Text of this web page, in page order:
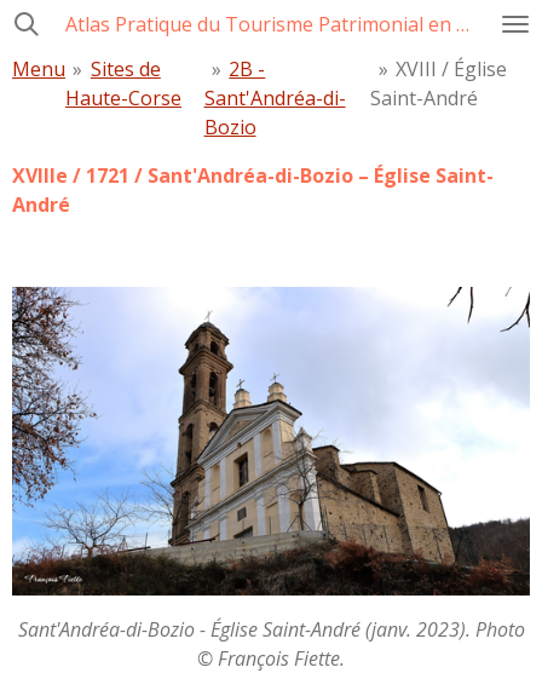
Passer
contenu
principal
Atlas Pratique du Tourisme Patrimonial en Corse
Menu » Sites de
Haute-Corse
» 2B -
Sant'Andréa-di-
Bozio
» XVIII / Église
Saint-André
XVIIIe / 1721 / Sant'Andréa-di-Bozio – Église Saint-
André
Sant'Andréa-di-Bozio - Église Saint-André (janv. 2023). Photo
© François Fiette.